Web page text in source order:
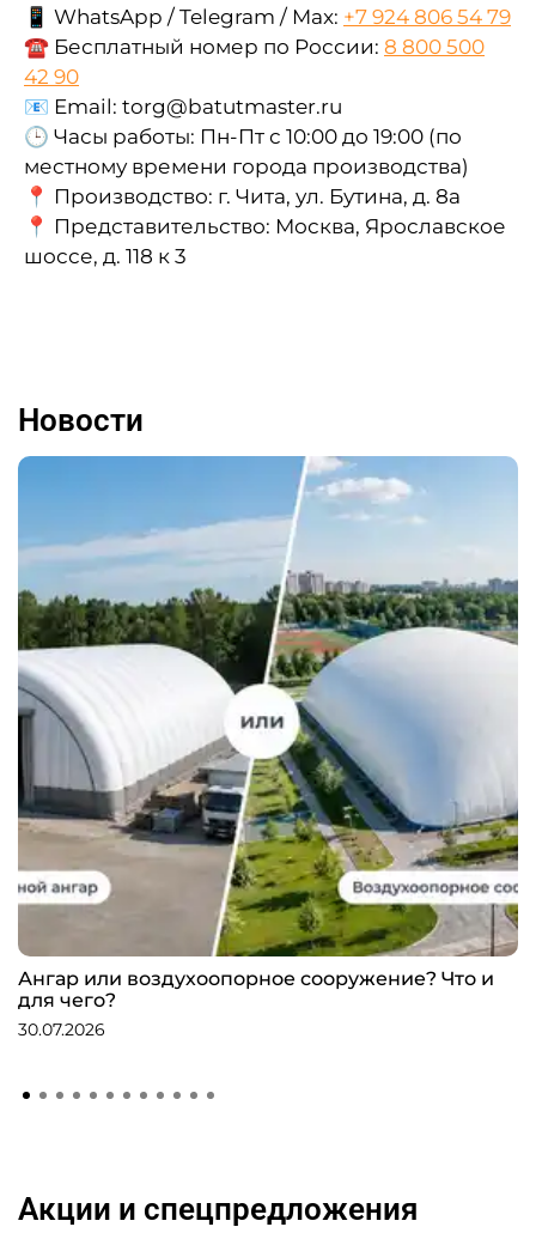
📱 WhatsApp / Telegram / Max: +7 924 806 54 79
☎ Бесплатный номер по России: 8 800 500
42 90
📧 Email: torg@batutmaster.ru
🕒 Часы работы: Пн-Пт с 10:00 до 19:00 (по
местному времени города производства)
📍 Производство: г. Чита, ул. Бутина, д. 8а
📍 Представительство: Москва, Ярославское
шоссе, д. 118 к 3
Новости
Ангар или воздухоопорное сооружение? Что и
для чего?
30.07.2026
Акции и спецпредложения